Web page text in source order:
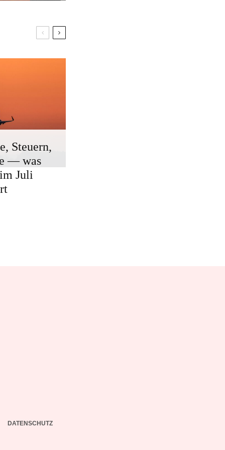
Steuern,
— was
Juli
DATENSCHUTZ